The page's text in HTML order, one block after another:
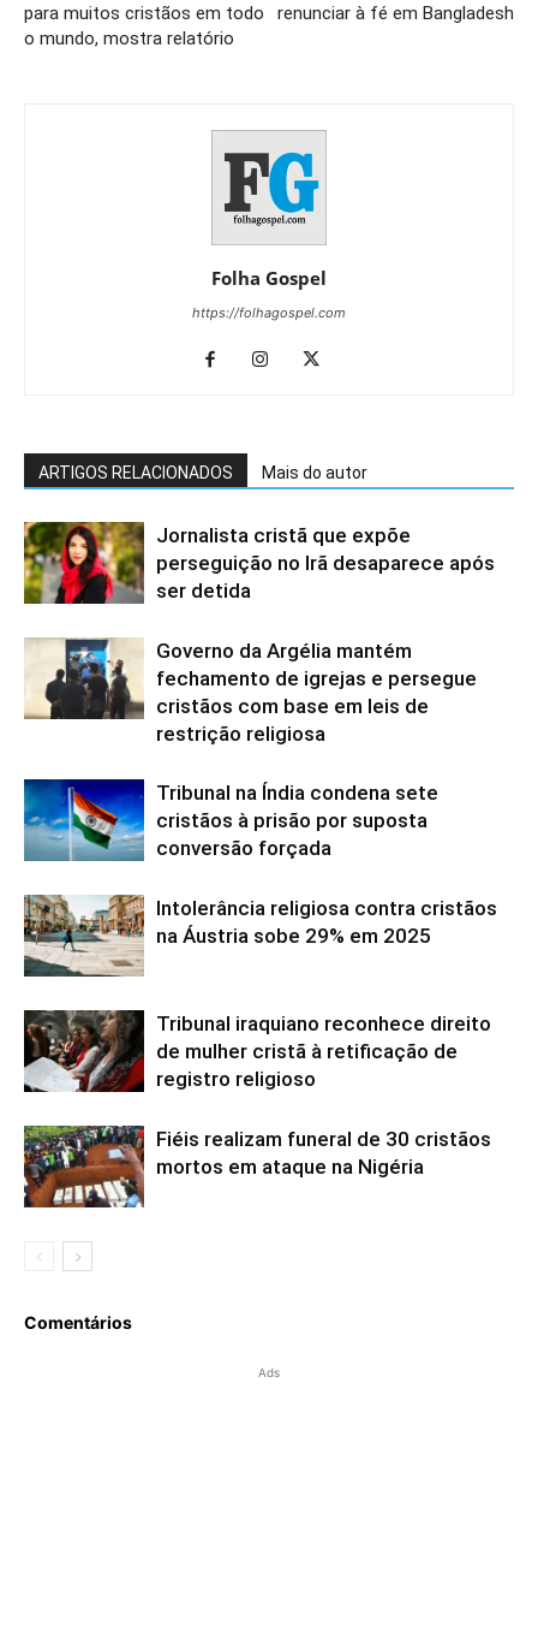
para muitos cristãos em todo
o mundo, mostra relatório
renunciar à fé em Bangladesh
Folha Gospel
https://folhagospel.com
ARTIGOS RELACIONADOS Mais do autor
Jornalista cristã que expõe
perseguição no Irã desaparece após
ser detida
Governo da Argélia mantém
fechamento de igrejas e persegue
cristãos com base em leis de
restrição religiosa
Tribunal na Índia condena sete
cristãos à prisão por suposta
conversão forçada
Intolerância religiosa contra cristãos
na Áustria sobe 29% em 2025
Tribunal iraquiano reconhece direito
de mulher cristã à retificação de
registro religioso
Fiéis realizam funeral de 30 cristãos
mortos em ataque na Nigéria
Comentários
Ads